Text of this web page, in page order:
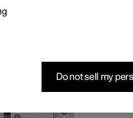
des capteurs
Do not sell my